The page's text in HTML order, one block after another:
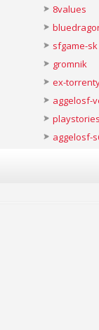
8values
sfgame-sk
gromnik
ex-
aggelosf-
aggelosf-